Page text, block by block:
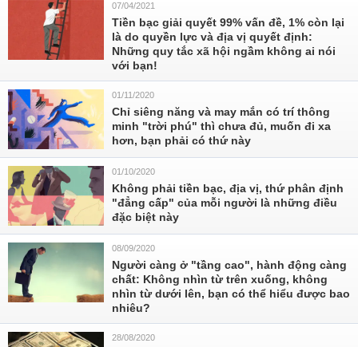
07/04/2021
Tiền bạc giải quyết 99% vấn đề, 1% còn lại
là do quyền lực và địa vị quyết định:
Những quy tắc xã hội ngầm không ai nói
với bạn!
01/11/2020
Chỉ siêng năng và may mắn có trí thông
minh "trời phú" thì chưa đủ, muốn đi xa
hơn, bạn phải có thứ này
01/10/2020
Không phải tiền bạc, địa vị, thứ phân định
"đẳng cấp" của mỗi người là những điều
đặc biệt này
08/09/2020
Người càng ở "tầng cao", hành động càng
chất: Không nhìn từ trên xuống, không
nhìn từ dưới lên, bạn có thể hiểu được bao
nhiêu?
28/08/2020